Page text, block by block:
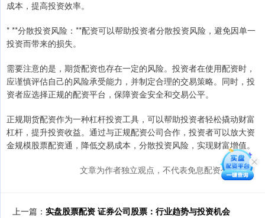
成本，提高投资效率。
* **分散投资风险：**配资可以帮助投资者分散投资风险，避免因单一
投资而带来的损失。
需要注意的是，期货配资也存在一定的风险。投资者在使用配资时，
应谨慎评估自己的风险承受能力，并制定合理的交易策略。同时，投
资者应选择正规的配资平台，保障资金安全和交易公平。
正规期货配资作为一种杠杆投资工具，可以帮助投资者轻松撬动财富
杠杆，提升投资收益。通过与正规配资公司合作，投资者可以放大资
金规模股票配资通，降低交易成本，分散投资风险，实现财富增值。
文章为作者独立观点，不代表免息配资公司观点
上一篇： 实盘股票配资 证券公司股票：行业趋势与投资机会